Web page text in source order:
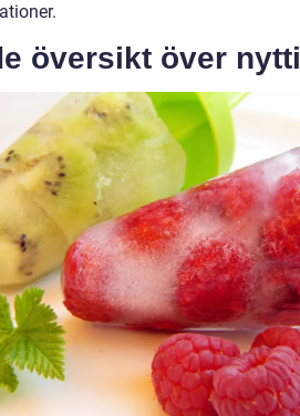
översikt över